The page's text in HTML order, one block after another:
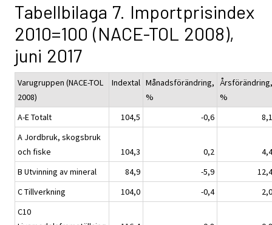
Tabellbilaga 7. Importprisindex
2010=100 (NACE-TOL 2008),
juni 2017
Varugruppen (NACE-TOL
2008)
Indextal Månadsförändring,
%
Årsförändring,
%
A-E Totalt
104,5 -0,6
8,1
A Jordbruk, skogsbruk
och fiske
104,3 0,2
4,4
B Utvinning av mineral
84,9 -5,9
12,4
C Tillverkning
104,0 -0,4
2,0
C10